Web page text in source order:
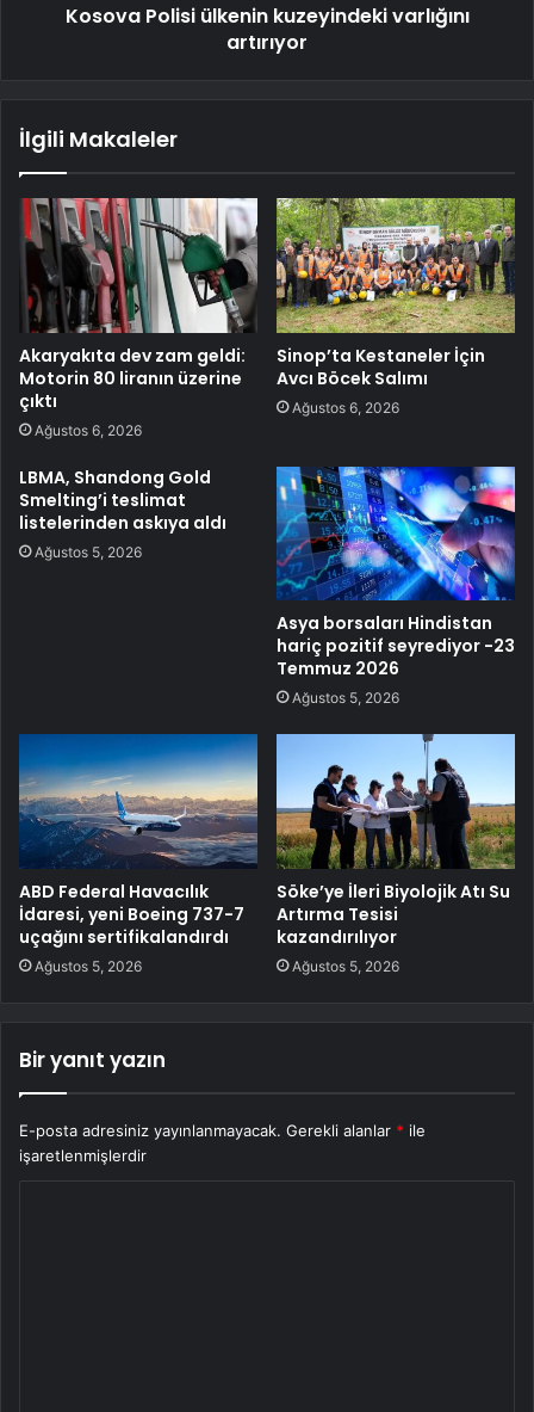
Kosova Polisi ülkenin kuzeyindeki varlığını
artırıyor
İlgili Makaleler
Akaryakıta dev zam geldi:
Motorin 80 liranın üzerine
çıktı
Ağustos 6, 2026
Sinop’ta Kestaneler İçin
Avcı Böcek Salımı
Ağustos 6, 2026
LBMA, Shandong Gold
Smelting’i teslimat
listelerinden askıya aldı
Ağustos 5, 2026
Asya borsaları Hindistan
hariç pozitif seyrediyor -23
Temmuz 2026
Ağustos 5, 2026
ABD Federal Havacılık
İdaresi, yeni Boeing 737-7
uçağını sertifikalandırdı
Ağustos 5, 2026
Söke’ye İleri Biyolojik Atı Su
Artırma Tesisi
kazandırılıyor
Ağustos 5, 2026
Bir yanıt yazın
E-posta adresiniz yayınlanmayacak. Gerekli alanlar * ile
işaretlenmişlerdir